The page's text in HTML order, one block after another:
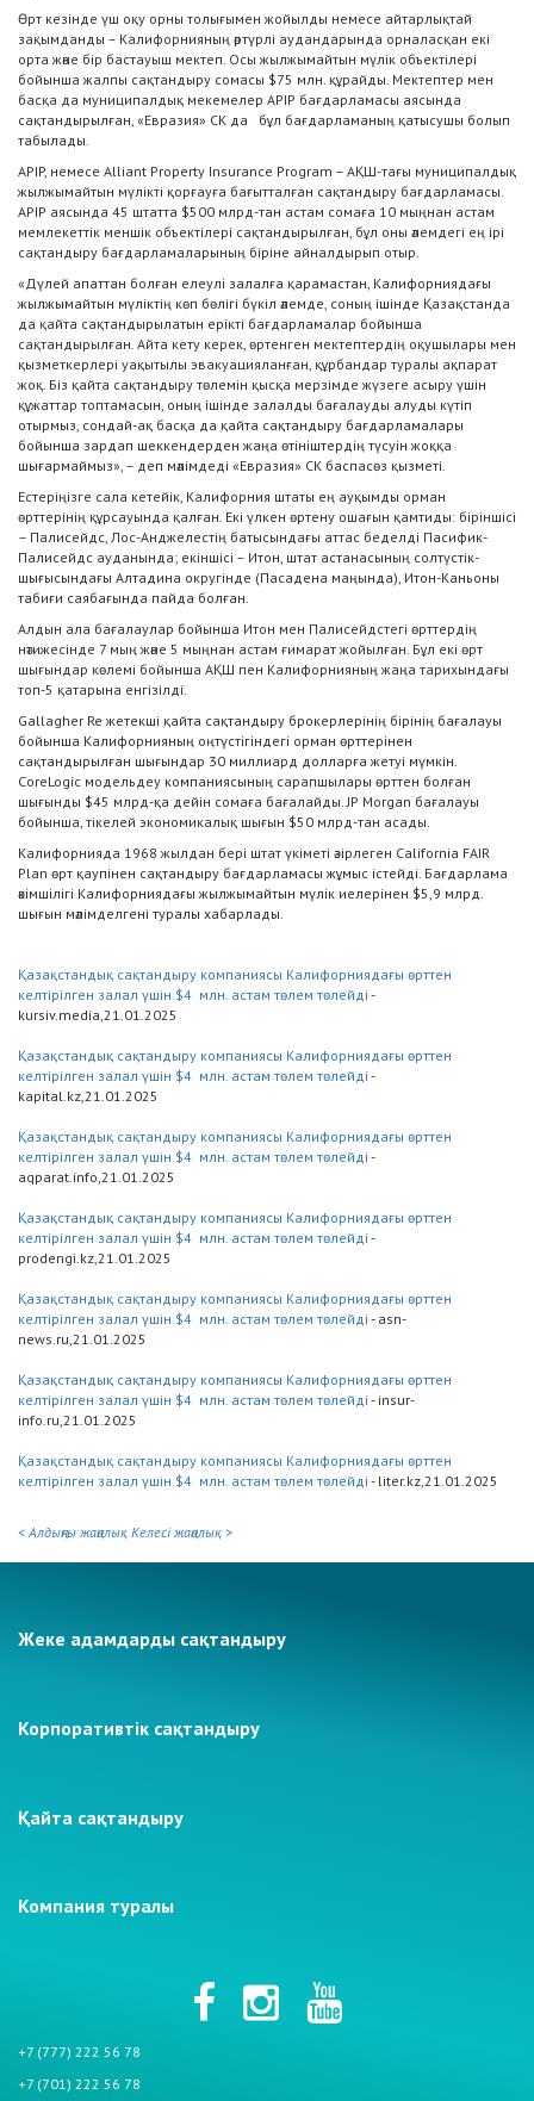
Өрт кезінде үш оқу орны толығымен жойылды немесе айтарлықтай
зақымданды – Калифорнияның әртүрлі аудандарында орналасқан екі
орта және бір бастауыш мектеп. Осы жылжымайтын мүлік объектілері
бойынша жалпы сақтандыру сомасы $75 млн. құрайды. Мектептер мен
басқа да муниципалдық мекемелер APIP бағдарламасы аясында
сақтандырылған, «Евразия» СК да бұл бағдарламаның қатысушы болып
табылады.
APIP, немесе Alliant Property Insurance Program – АҚШ-тағы муниципалдық
жылжымайтын мүлікті қорғауға бағытталған сақтандыру бағдарламасы.
APІP аясында 45 штатта $500 млрд-тан астам сомаға 10 мыңнан астам
мемлекеттік меншік объектілері сақтандырылған, бұл оны әлемдегі ең ірі
сақтандыру бағдарламаларының біріне айналдырып отыр.
«Дүлей апаттан болған елеулі залалға қарамастан, Калифорниядағы
жылжымайтын мүліктің көп бөлігі бүкіл әлемде, соның ішінде Қазақстанда
да қайта сақтандырылатын ерікті бағдарламалар бойынша
сақтандырылған. Айта кету керек, өртенген мектептердің оқушылары мен
қызметкерлері уақытылы эвакуацияланған, құрбандар туралы ақпарат
жоқ. Біз қайта сақтандыру төлемін қысқа мерзімде жүзеге асыру үшін
құжаттар топтамасын, оның ішінде залалды бағалауды алуды күтіп
отырмыз, сондай-ақ басқа да қайта сақтандыру бағдарламалары
бойынша зардап шеккендерден жаңа өтініштердің түсуін жоққа
шығармаймыз», – деп мәлімдеді «Евразия» СК баспасөз қызметі.
Естеріңізге сала кетейік, Калифорния штаты ең ауқымды орман
өрттерінің құрсауында қалған. Екі үлкен өртену ошағын қамтиды: біріншісі
– Палисейдс, Лос-Анджелестің батысындағы аттас беделді Пасифик-
Палисейдс ауданында; екіншісі – Итон, штат астанасының солтүстік-
шығысындағы Алтадина округінде (Пасадена маңында), Итон-Каньоны
табиғи саябағында пайда болған.
Алдын ала бағалаулар бойынша Итон мен Палисейдстегі өрттердің
нәтижесінде 7 мың және 5 мыңнан астам ғимарат жойылған. Бұл екі өрт
шығындар көлемі бойынша АҚШ пен Калифорнияның жаңа тарихындағы
топ-5 қатарына енгізілді.
Gallagher Re жетекші қайта сақтандыру брокерлерінің бірінің бағалауы
бойынша Калифорнияның оңтүстігіндегі орман өрттерінен
сақтандырылған шығындар 30 миллиард долларға жетуі мүмкін.
CoreLogic модельдеу компаниясының сарапшылары өрттен болған
шығынды $45 млрд-қа дейін сомаға бағалайды. JP Morgan бағалауы
бойынша, тікелей экономикалық шығын $50 млрд-тан асады.
Калифорнияда 1968 жылдан бері штат үкіметі әзірлеген California FAIR
Plan өрт қаупінен сақтандыру бағдарламасы жұмыс істейді. Бағдарлама
әкімшілігі Калифорниядағы жылжымайтын мүлік иелерінен $5,9 млрд.
шығын мәлімделгені туралы хабарлады.
Қазақстандық сақтандыру компаниясы Калифорниядағы өрттен
келтірілген залал үшін $4 млн. астам төлем төлейді -
kursiv.media,21.01.2025
Қазақстандық сақтандыру компаниясы Калифорниядағы өрттен
келтірілген залал үшін $4 млн. астам төлем төлейді -
kapital.kz,21.01.2025
Қазақстандық сақтандыру компаниясы Калифорниядағы өрттен
келтірілген залал үшін $4 млн. астам төлем төлейді -
aqparat.info,21.01.2025
Қазақстандық сақтандыру компаниясы Калифорниядағы өрттен
келтірілген залал үшін $4 млн. астам төлем төлейді -
prodengi.kz,21.01.2025
Қазақстандық сақтандыру компаниясы Калифорниядағы өрттен
келтірілген залал үшін $4 млн. астам төлем төлейді - asn-
news.ru,21.01.2025
Қазақстандық сақтандыру компаниясы Калифорниядағы өрттен
келтірілген залал үшін $4 млн. астам төлем төлейді - insur-
info.ru,21.01.2025
Қазақстандық сақтандыру компаниясы Калифорниядағы өрттен
келтірілген залал үшін $4 млн. астам төлем төлейді - liter.kz,21.01.2025
< Алдыңғы жаңалық Келесі жаңалық >
Жеке адамдарды сақтандыру
Корпоративтік сақтандыру
Қайта сақтандыру
Компания туралы
+7 (777) 222 56 78
+7 (701) 222 56 78